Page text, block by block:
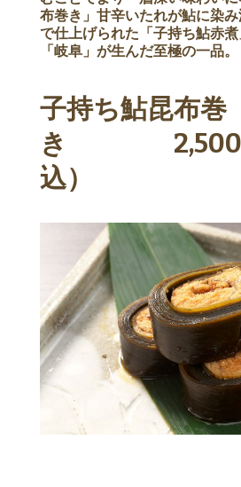
布巻き」甘辛いたれが鮎に染
で仕上げられた「子持ち鮎赤
「岐阜」が生んだ至極の一品。
子持ち鮎昆布巻
き 2,500
込）